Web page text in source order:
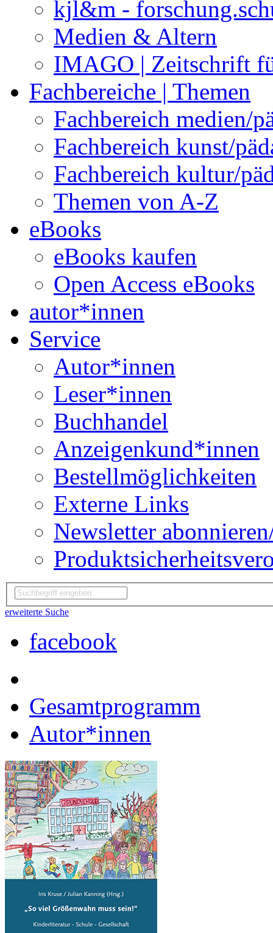
kjl&m -
Medien & Altern
IMAGO | Zeitschrift
Fachbereiche | Themen
Fachbereich medien/
Fachbereich kunst/
Fachbereich kultur/
Themen von A-Z
eBooks
eBooks kaufen
Open Access eBooks
autor*innen
Service
Autor*innen
Leser*innen
Buchhandel
Anzeigenkund*innen
Bestellmöglichkeiten
Externe Links
Newsletter
erweiterte Suche
facebook
Gesamtprogramm
Autor*innen